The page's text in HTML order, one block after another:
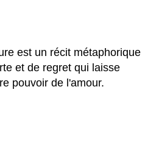
est un récit métaphorique
et de regret qui laisse
pouvoir de l'amour.